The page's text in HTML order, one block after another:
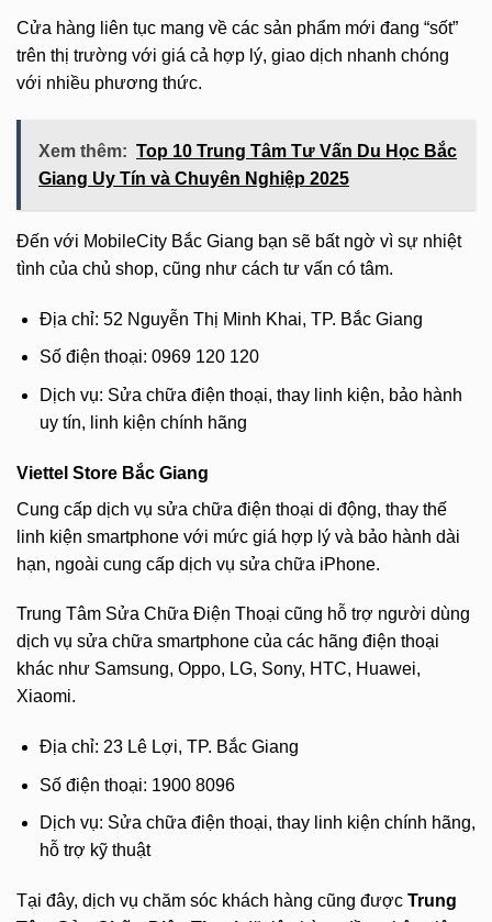
Cửa hàng liên tục mang về các sản phẩm mới đang “sốt”
trên thị trường với giá cả hợp lý, giao dịch nhanh chóng
với nhiều phương thức.
Xem thêm: Top 10 Trung Tâm Tư Vấn Du Học Bắc
Giang Uy Tín và Chuyên Nghiệp 2025
Đến với MobileCity Bắc Giang bạn sẽ bất ngờ vì sự nhiệt
tình của chủ shop, cũng như cách tư vấn có tâm.
Địa chỉ: 52 Nguyễn Thị Minh Khai, TP. Bắc Giang
Số điện thoại: 0969 120 120
Dịch vụ: Sửa chữa điện thoại, thay linh kiện, bảo hành
uy tín, linh kiện chính hãng
Viettel Store Bắc Giang
Cung cấp dịch vụ sửa chữa điện thoại di động, thay thế
linh kiện smartphone với mức giá hợp lý và bảo hành dài
hạn, ngoài cung cấp dịch vụ sửa chữa iPhone.
Trung Tâm Sửa Chữa Điện Thoại cũng hỗ trợ người dùng
dịch vụ sửa chữa smartphone của các hãng điện thoại
khác như Samsung, Oppo, LG, Sony, HTC, Huawei,
Xiaomi.
Địa chỉ: 23 Lê Lợi, TP. Bắc Giang
Số điện thoại: 1900 8096
Dịch vụ: Sửa chữa điện thoại, thay linh kiện chính hãng,
hỗ trợ kỹ thuật
Tại đây, dịch vụ chăm sóc khách hàng cũng được Trung